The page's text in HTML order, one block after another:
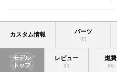
カスタム情報 パーツ
(0)
モデル
トップ
レビュー
(0)
燃費
(0)